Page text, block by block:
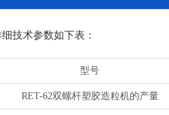
技术参数如下表：
型号
RET-62双螺杆塑胶造粒机的产量